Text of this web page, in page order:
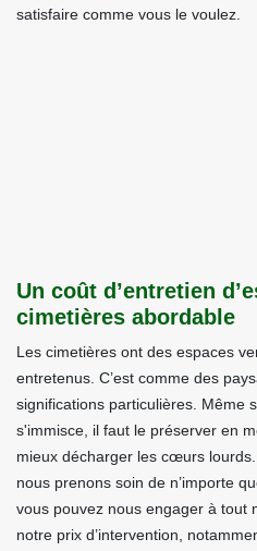
satisfaire comme vous le voulez.
Un coût d’entretien
cimetières abordable
Les cimetières ont des espaces
entretenus. C’est comme des
significations particulières. Même
s'immisce, il faut le préserver en
mieux décharger les cœurs lourds.
nous prenons soin de n’importe
vous pouvez nous engager à tout
notre prix d’intervention,